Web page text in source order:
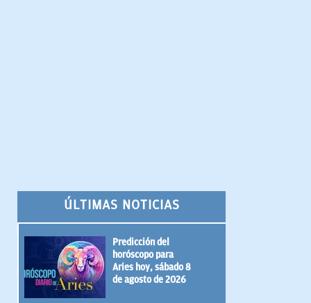
ÚLTIMAS NOTICIAS
Predicción del
horóscopo para
Aries hoy, sábado 8
de agosto de 2026